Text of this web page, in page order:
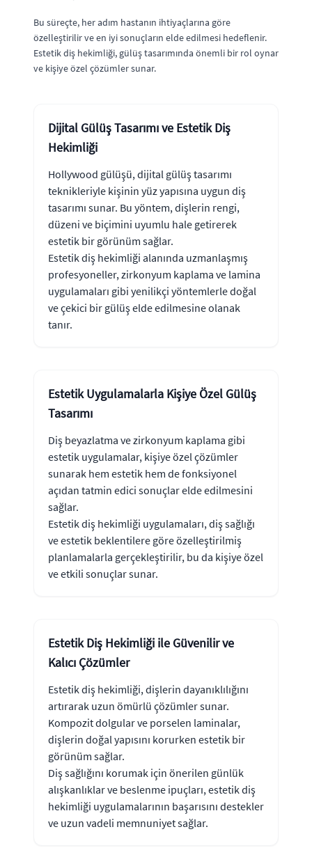
Bu süreçte, her adım hastanın ihtiyaçlarına göre
özelleştirilir ve en iyi sonuçların elde edilmesi hedeflenir.
Estetik diş hekimliği, gülüş tasarımında önemli bir rol oynar
ve kişiye özel çözümler sunar.
Dijital Gülüş Tasarımı ve Estetik Diş
Hekimliği
Hollywood gülüşü, dijital gülüş tasarımı
teknikleriyle kişinin yüz yapısına uygun diş
tasarımı sunar. Bu yöntem, dişlerin rengi,
düzeni ve biçimini uyumlu hale getirerek
estetik bir görünüm sağlar.
Estetik diş hekimliği alanında uzmanlaşmış
profesyoneller, zirkonyum kaplama ve lamina
uygulamaları gibi yenilikçi yöntemlerle doğal
ve çekici bir gülüş elde edilmesine olanak
tanır.
Estetik Uygulamalarla Kişiye Özel Gülüş
Tasarımı
Diş beyazlatma ve zirkonyum kaplama gibi
estetik uygulamalar, kişiye özel çözümler
sunarak hem estetik hem de fonksiyonel
açıdan tatmin edici sonuçlar elde edilmesini
sağlar.
Estetik diş hekimliği uygulamaları, diş sağlığı
ve estetik beklentilere göre özelleştirilmiş
planlamalarla gerçekleştirilir, bu da kişiye özel
ve etkili sonuçlar sunar.
Estetik Diş Hekimliği ile Güvenilir ve
Kalıcı Çözümler
Estetik diş hekimliği, dişlerin dayanıklılığını
artırarak uzun ömürlü çözümler sunar.
Kompozit dolgular ve porselen laminalar,
dişlerin doğal yapısını korurken estetik bir
görünüm sağlar.
Diş sağlığını korumak için önerilen günlük
alışkanlıklar ve beslenme ipuçları, estetik diş
hekimliği uygulamalarının başarısını destekler
ve uzun vadeli memnuniyet sağlar.